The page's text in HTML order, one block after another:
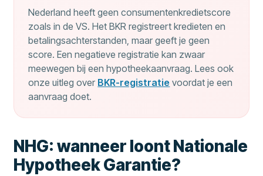
Nederland heeft geen consumentenkredietscore
zoals in de VS. Het BKR registreert kredieten en
betalingsachterstanden, maar geeft je geen
score. Een negatieve registratie kan zwaar
meewegen bij een hypotheekaanvraag. Lees ook
onze uitleg over BKR-registratie voordat je een
aanvraag doet.
NHG: wanneer loont Nationale
Hypotheek Garantie?